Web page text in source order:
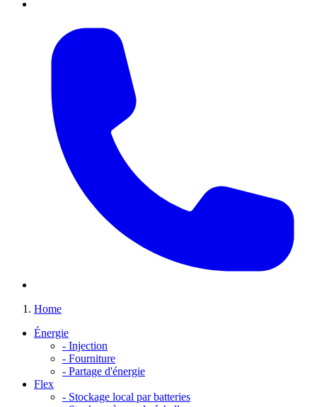
Home
Énergie
- Injection
- Fourniture
- Partage d'énergie
Flex
- Stockage local par batteries